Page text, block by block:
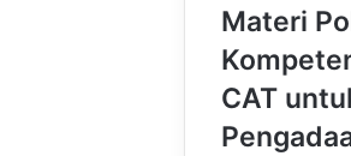
Materi
CAT